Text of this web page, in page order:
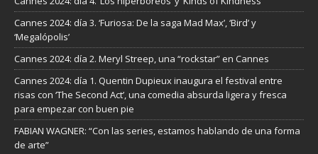
Cannes 2024: día 3. ‘Furiosa: De la saga Mad Max’, ‘Bird’ y
‘Megalópolis’
Cannes 2024: día 2. Meryl Streep, una “rockstar” en Cannes
Cannes 2024: día 1. Quentin Dupieux inaugura el festival entre
risas con ‘The Second Act’, una comedia absurda ligera y fresca
para empezar con buen pie
FABIAN WAGNER: “Con las series, estamos hablando de una forma
de arte”